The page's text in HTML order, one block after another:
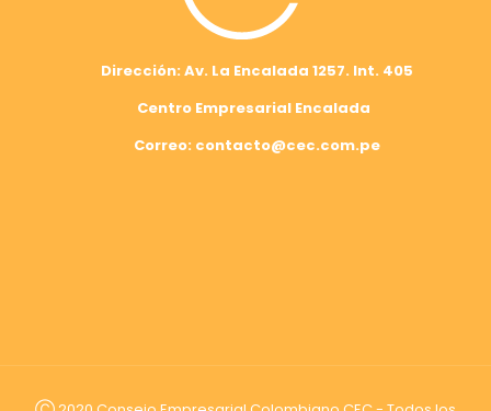
Dirección: Av. La Encalada 1257. Int. 405
Centro Empresarial Encalada
Correo: contacto@cec.com.pe